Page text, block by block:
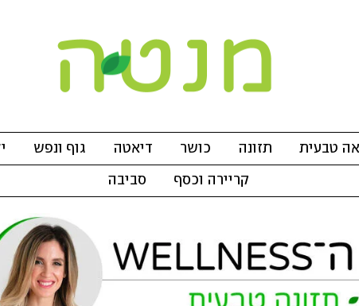
טבעית תזונה כושר דיאטה גוף ונפש
קריירה וכסף סביבה